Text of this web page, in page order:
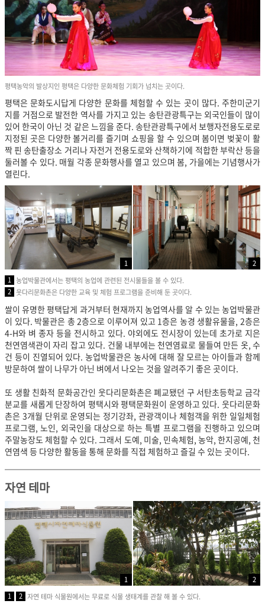
평택농악의 발상지인 평택은 다양한 문화체험 기회가 넘치는 곳이다.
평택은 문화도시답게 다양한 문화를 체험할 수 있는 곳이 많다. 주한미군기
지를 거점으로 발전한 역사를 가지고 있는 송탄관광특구는 외국인들이 많이
있어 한국이 아닌 것 같은 느낌을 준다. 송탄관광특구에서 보행자전용도로로
지정된 곳은 다양한 볼거리를 즐기며 쇼핑을 할 수 있으며 봄이면 벚꽃이 활
짝 핀 송탄출장소 거리나 자전거 전용도로와 산책하기에 적합한 부락산 등을
둘러볼 수 있다. 매월 각종 문화행사를 열고 있으며 봄, 가을에는 기념행사가
열린다.
1
2
1 농업박물관에서는 평택의 농업에 관련된 전시물들을 볼 수 있다.
2 웃다리문화촌은 다양한 교육 및 체험 프로그램을 준비해 둔 곳이다.
쌀이 유명한 평택답게 과거부터 현재까지 농업역사를 알 수 있는 농업박물관
이 있다. 박물관은 총 2층으로 이루어져 있고 1층은 농경 생활유물을, 2층은
4-H와 벼 종자 등을 전시하고 있다. 야외에도 전시장이 있는데 초가로 지은
천연염색관이 자리 잡고 있다. 건물 내부에는 천연염료로 물들여 만든 옷, 수
건 등이 진열되어 있다. 농업박물관은 농사에 대해 잘 모르는 아이들과 함께
방문하여 쌀이 나무가 아닌 벼에서 나오는 것을 알려주기 좋은 곳이다.
또 생활 친화적 문화공간인 웃다리문화촌은 폐교됐던 구 서탄초등학교 금각
분교를 새롭게 단장하여 평택시와 평택문화원이 운영하고 있다. 웃다리문화
촌은 3개월 단위로 운영되는 정기강좌, 관광객이나 체험객을 위한 일일체험
프로그램, 노인, 외국인을 대상으로 하는 특별 프로그램을 진행하고 있으며
주말농장도 체험할 수 있다. 그래서 도예, 미술, 민속체험, 농악, 한지공예, 천
연염색 등 다양한 활동을 통해 문화를 직접 체험하고 즐길 수 있는 곳이다.
자연 테마
1
2
1
2 자연 테마 식물원에서는 무료로 식물 생태계를 관찰 해 볼 수 있다.